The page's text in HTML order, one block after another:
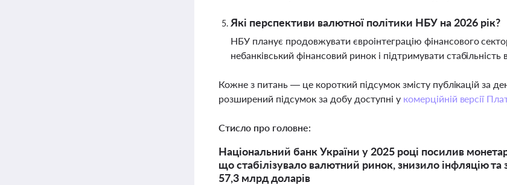
Які перспективи валютної політики НБУ на 2026 рік?
НБУ планує продовжувати євроінтеграцію фінансового
небанківський фінансовий ринок і підтримувати
Кожне з питань — це короткий підсумок змісту публікацій за
розширений підсумок за добу доступні у комерційній версії
Стисло про головне:
Національний банк України у 2025 році посилив
що стабілізувало валютний ринок, знизило інфляцію
57,3 млрд доларів